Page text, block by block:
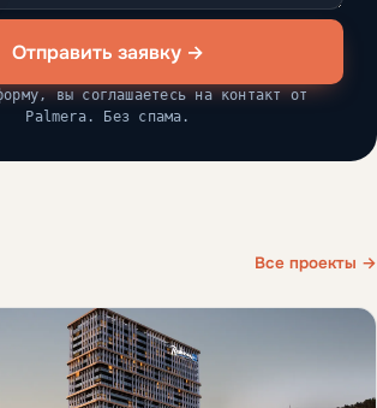
Отправить заявку →
вы соглашаетесь на контакт от
Palmera. Без спама.
Все проекты →